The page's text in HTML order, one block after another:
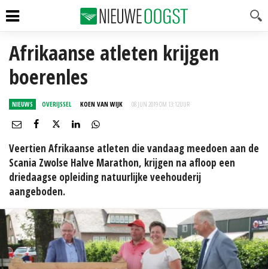
Afrikaanse atleten krijgen
boerenles
NIEUWS OVERIJSSEL KOEN VAN WIJK 08 JUN 2019 OM 13:12UUR
Veertien Afrikaanse atleten die vandaag meedoen aan de
Scania Zwolse Halve Marathon, krijgen na afloop een
driedaagse opleiding natuurlijke veehouderij
aangeboden.